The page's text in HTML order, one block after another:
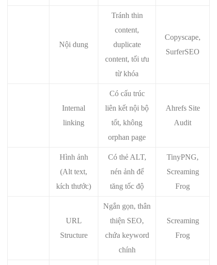
Nội dung
Tránh thin
content,
duplicate
content, tối ưu
từ khóa
Copyscape,
SurferSEO
Internal
linking
Có cấu trúc
liên kết nội bộ
tốt, không
orphan page
Ahrefs Site
Audit
Hình ảnh
(Alt text,
kích thước)
Có thẻ ALT,
nén ảnh để
tăng tốc độ
TinyPNG,
Screaming
Frog
URL
Structure
Ngắn gọn, thân
thiện SEO,
chứa keyword
chính
Screaming
Frog